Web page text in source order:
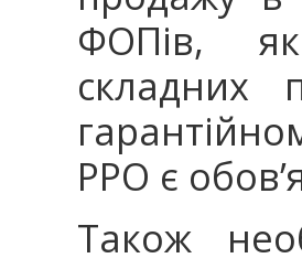
ФОПів,
складних
РРО є
Також